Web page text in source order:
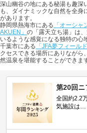
深山幽谷の地にある秘湯も趣深
も、ダイナミックな自然を全
があります。
静岡県熱海市にある 「オーシ
AKUEN」 の「露天立ち湯」は
いるような感覚になる独特の心
千葉市にある 「JFA夢フィール
クセスできる場所にありながら
然温泉を堪能することができま
第20回ニ
全国約2.2
気施設は…